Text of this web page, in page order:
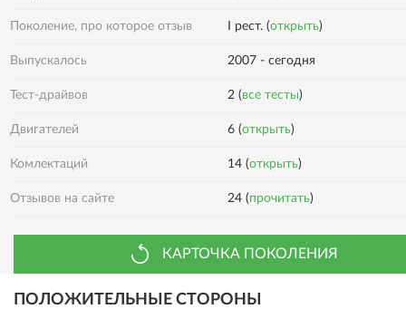
Поколение, про которое отзыв I рест. (открыть)
Выпускалось 2007 - сегодня
Тест-драйвов 2 (все тесты)
Двигателей 6 (открыть)
Комлектаций 14 (открыть)
Отзывов на сайте 24 (прочитать)
КАРТОЧКА ПОКОЛЕНИЯ
ПОЛОЖИТЕЛЬНЫЕ СТОРОНЫ